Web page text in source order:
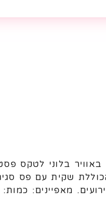
באוויר. מגיעים באריזה של 100